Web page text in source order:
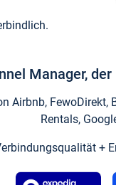
Manager,
Airbnb,
Rentals,
+